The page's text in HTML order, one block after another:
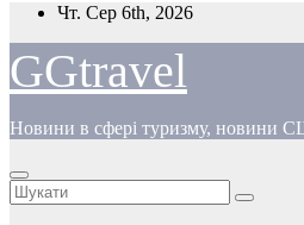
Перейти
вмісту
Чт. Сер 6th, 2026
GGtravel
Новини в сфері туризму, новини